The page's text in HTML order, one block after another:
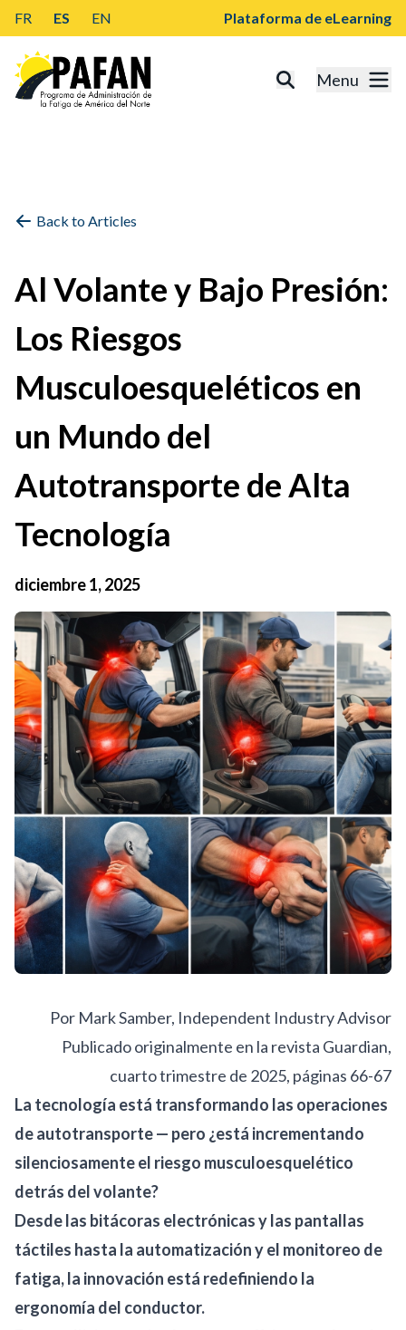
FR ES EN Plataforma de eLearning
Menu
Back to Articles
Al Volante y Bajo Presión:
Los Riesgos
Musculoesqueléticos en
un Mundo del
Autotransporte de Alta
Tecnología
diciembre 1, 2025
Por Mark Samber, Independent Industry Advisor
Publicado originalmente en la revista Guardian,
cuarto trimestre de 2025, páginas 66-67
La tecnología está transformando las operaciones
de autotransporte — pero ¿está incrementando
silenciosamente el riesgo musculoesquelético
detrás del volante?
Desde las bitácoras electrónicas y las pantallas
táctiles hasta la automatización y el monitoreo de
fatiga, la innovación está redefiniendo la
ergonomía del conductor.